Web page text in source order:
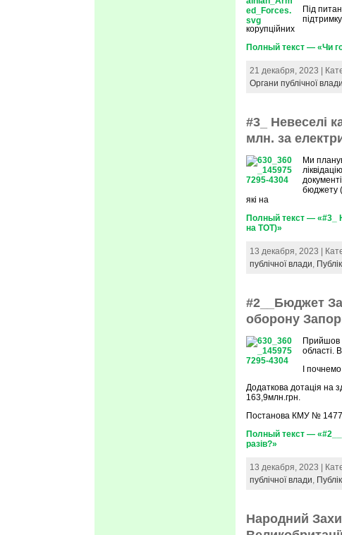
Під
корупційних
Полный текст — «Чи
21 декабря, 2023 |
Органи публічної влади
#3_ Невеселі
млн. за
Ми
бюджету
які на
Полный текст — «#3_
на ТОТ)»
13 декабря, 2023 |
публічної влади,
#2__Бюджет
оборону
Прийшов
області.
І
Додаткова дотація на
163,9млн.грн.
Постанова КМУ № 1477
Полный текст —
разів?»
13 декабря, 2023 |
публічної влади,
Народний